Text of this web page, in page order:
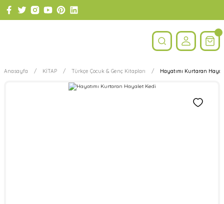
Anasayfa KİTAP Türkçe Çocuk & Genç Kitapları Hayatımı Kurtaran